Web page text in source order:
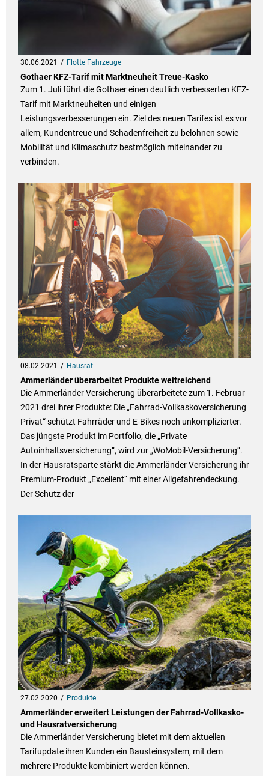
30.06.2021 Flotte Fahrzeuge
Gothaer KFZ-Tarif mit Marktneuheit Treue-Kasko
Zum 1. Juli führt die Gothaer einen deutlich verbesserten KFZ-
Tarif mit Marktneuheiten und einigen
Leistungsverbesserungen ein. Ziel des neuen Tarifes ist es vor
allem, Kundentreue und Schadenfreiheit zu belohnen sowie
Mobilität und Klimaschutz bestmöglich miteinander zu
verbinden.
08.02.2021 Hausrat
Ammerländer überarbeitet Produkte weitreichend
Die Ammerländer Versicherung überarbeitete zum 1. Februar
2021 drei ihrer Produkte: Die „Fahrrad-Vollkaskoversicherung
Privat“ schützt Fahrräder und E-Bikes noch unkomplizierter.
Das jüngste Produkt im Portfolio, die „Private
Autoinhaltsversicherung“, wird zur „WoMobil-Versicherung“.
In der Hausratsparte stärkt die Ammerländer Versicherung ihr
Premium-Produkt „Excellent“ mit einer Allgefahrendeckung.
Der Schutz der
27.02.2020 Produkte
Ammerländer erweitert Leistungen der Fahrrad-Vollkasko-
und Hausratversicherung
Die Ammerländer Versicherung bietet mit dem aktuellen
Tarifupdate ihren Kunden ein Bausteinsystem, mit dem
mehrere Produkte kombiniert werden können.